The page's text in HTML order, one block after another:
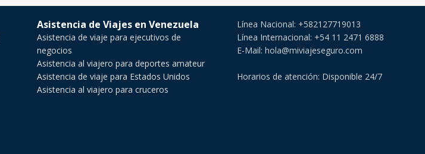
Asistencia de Viajes en Venezuela
Asistencia de viaje para ejecutivos de
negocios
Asistencia al viajero para deportes amateur
Asistencia de viaje para Estados Unidos
Asistencia al viajero para cruceros
Línea Nacional: +582127719013
Línea Internacional: +54 11 2471 6888
E-Mail: hola@miviajeseguro.com
Horarios de atención: Disponible 24/7